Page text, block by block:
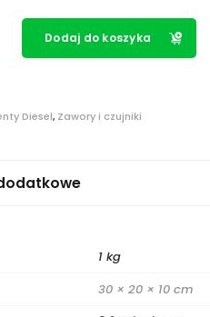
Dodaj do koszyka
Diesel, Zawory i czujniki
1 kg
30 × 20 × 10 cm